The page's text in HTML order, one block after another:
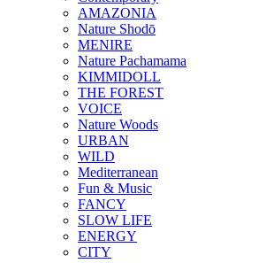
AMAZONIA
Nature Shodō
MENIRE
Nature Pachamama
KIMMIDOLL
THE FOREST
VOICE
Nature Woods
URBAN
WILD
Mediterranean
Fun & Music
FANCY
SLOW LIFE
ENERGY
CITY